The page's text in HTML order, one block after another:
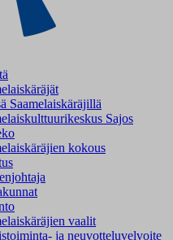
Saamelaiskäräjillä
Sajos
kokous
vaalit
ja neuvotteluvelvoite